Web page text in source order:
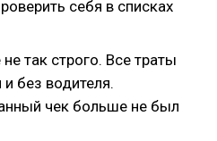
себя в списках
так строго. Все траты
без водителя.
чек больше не был